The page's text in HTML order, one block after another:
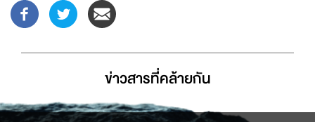
ข่าวสารที่่คล้ายกัน